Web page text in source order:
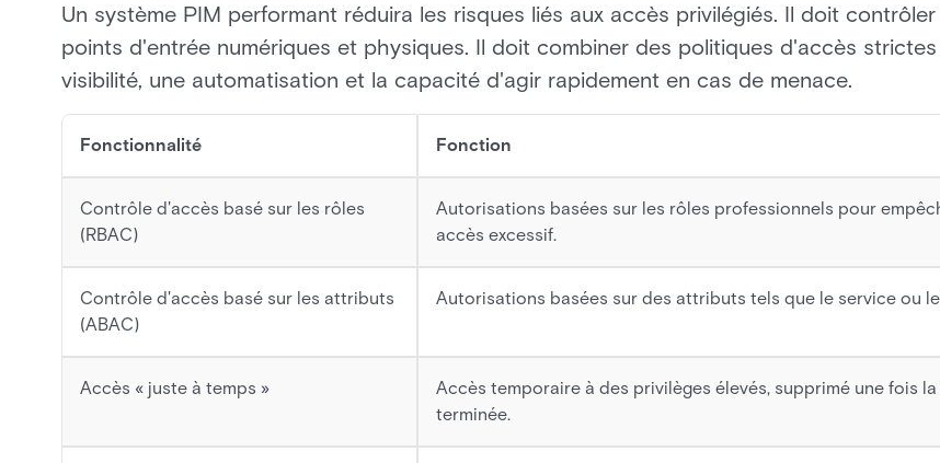
Un système PIM performant réduira les risques liés aux accès privilégiés. Il doit
points d'entrée numériques et physiques. Il doit combiner des politiques d'accès
visibilité, une automatisation et la capacité d'agir rapidement en cas de menace.
Fonctionnalité Fonction
Contrôle d'accès basé sur les rôles
(RBAC)
Autorisations basées sur les rôles professionnels pour
accès excessif.
Contrôle d'accès basé sur les attributs
(ABAC)
Autorisations basées sur des attributs tels que le service ou
Accès « juste à temps »
Accès temporaire à des privilèges élevés, supprimé une fois
terminée.